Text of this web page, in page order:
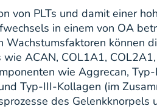
von PLTs und damit einer
in einem von OA
Wachstumsfaktoren können
ACAN, COL1A1,
wie Aggrecan,
Typ-III-Kollagen (im
des Gelenkknorpels